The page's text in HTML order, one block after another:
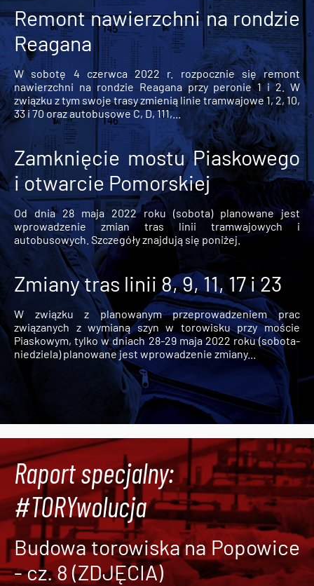
Remont nawierzchni na rondzie
Reagana
W sobotę 4 czerwca 2022 r. rozpocznie się remont
nawierzchni na rondzie Reagana przy peronie 1 i 2. W
związku z tym swoje trasy zmienią linie tramwajowe 1, 2, 10,
33 i 70 oraz autobusowe C, D, 111,...
Zamknięcie mostu Piaskowego
i otwarcie Pomorskiej
Od dnia 28 maja 2022 roku (sobota) planowane jest
wprowadzenie zmian tras linii tramwajowych i
autobusowych. Szczegóły znajdują się poniżej.
Zmiany tras linii 8, 9, 11, 17 i 23
W związku z planowanym przeprowadzeniem prac
związanych z wymianą szyn w torowisku przy moście
Piaskowym, tylko w dniach 28-29 maja 2022 roku (sobota-
niedziela) planowane jest wprowadzenie zmiany...
Raport specjalny:
#TORYwolucja
Budowa torowiska na Popowice
- cz. 8 (ZDJĘCIA)